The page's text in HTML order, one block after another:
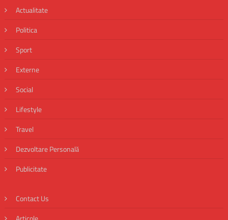
Actualitate
Politica
Sport
Externe
Social
Lifestyle
Travel
Dezvoltare Personală
Publicitate
Contact Us